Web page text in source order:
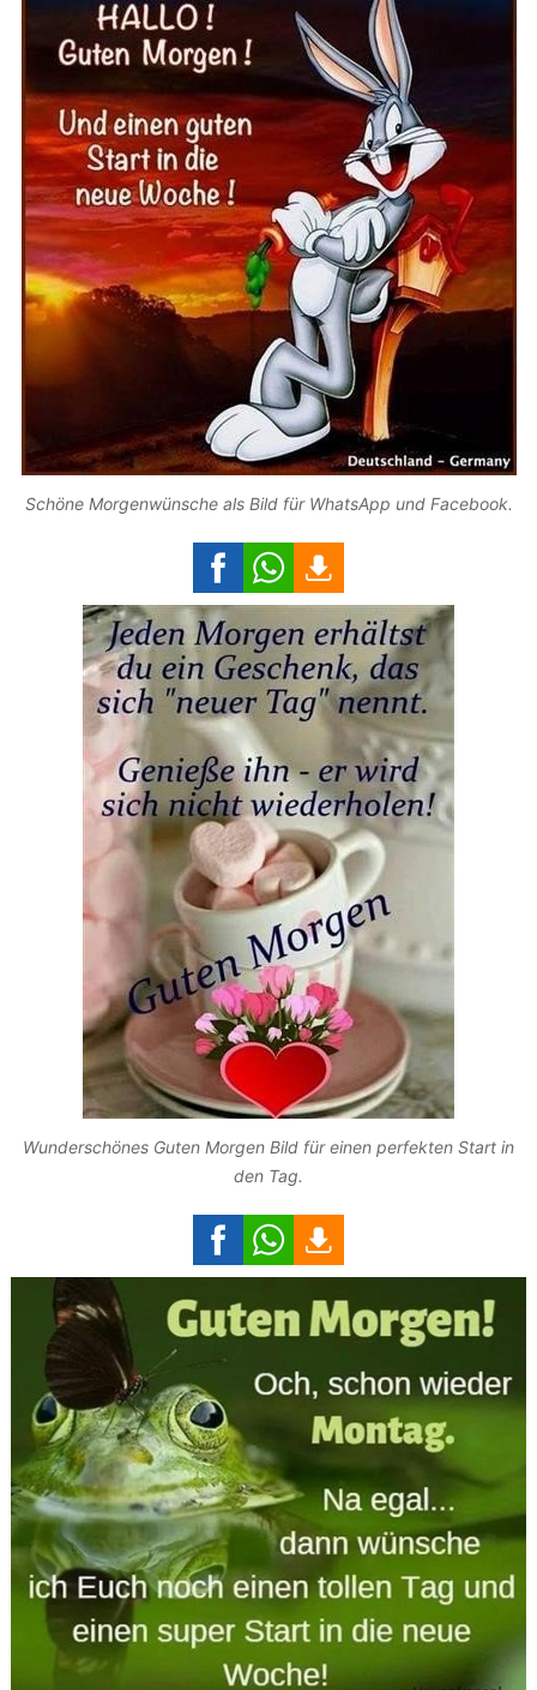
Schöne Morgenwünsche als Bild für WhatsApp und Facebook.
Wunderschönes Guten Morgen Bild für einen perfekten Start in
den Tag.